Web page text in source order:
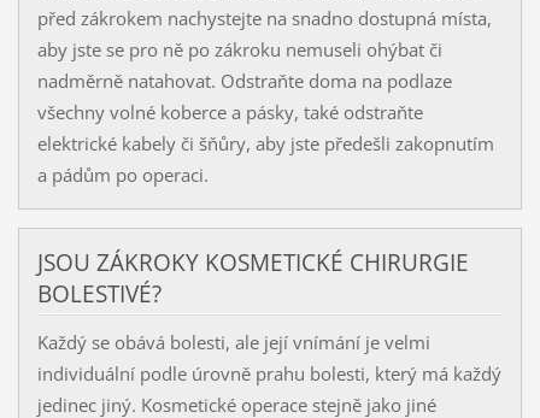
před zákrokem nachystejte na snadno dostupná místa,
aby jste se pro ně po zákroku nemuseli ohýbat či
nadměrně natahovat. Odstraňte doma na podlaze
všechny volné koberce a pásky, také odstraňte
elektrické kabely či šňůry, aby jste předešli zakopnutím
a pádům po operaci.
JSOU ZÁKROKY KOSMETICKÉ CHIRURGIE
BOLESTIVÉ?
Každý se obává bolesti, ale její vnímání je velmi
individuální podle úrovně prahu bolesti, který má každý
jedinec jiný. Kosmetické operace stejně jako jiné